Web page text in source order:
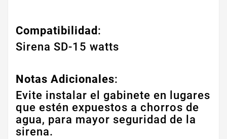
Compatibilidad :
Sirena SD-15 watts
Notas Adicionales:
Evite instalar el gabinete en lugares
que estén expuestos a chorros de
agua, para mayor seguridad de la
sirena.